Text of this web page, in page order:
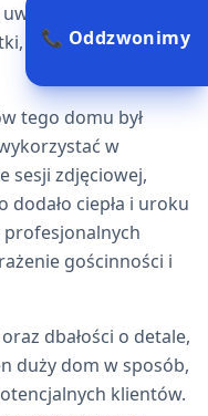
na detale,
które wprowadzały
tego domu był
w
sesji zdjęciowej,
ciepła i uroku
profesjonalnych
gościnności i
dbałości o detale,
duży dom w sposób,
klientów.
📞 Oddzwonimy